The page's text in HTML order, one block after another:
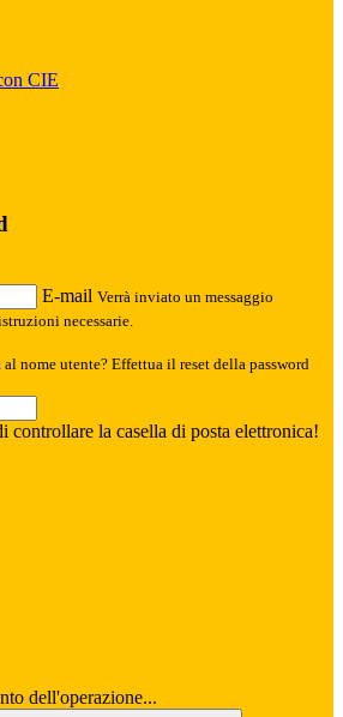
CIE
E-mail Verrà inviato un messaggio
necessarie.
nome utente? Effettua il reset della password
controllare la casella di posta elettronica!
dell'operazione...